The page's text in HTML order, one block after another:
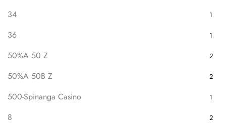
34 1
36 1
50%A 50 Z 2
50%A 50B Z 2
500-Spinanga Casino 1
8 2